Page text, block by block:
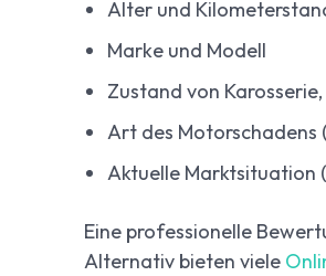
Alter und
Marke und Modell
Zustand von
Art des Motorschadens
Aktuelle Marktsituation
Eine professionelle
Alternativ bieten viele